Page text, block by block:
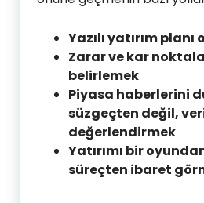
Yazılı yatırım
Zarar ve kar
belirlemek
Piyasa haberlerini
süzgeçten değil,
değerlendirmek
Yatırımı bir
süreçten ibaret